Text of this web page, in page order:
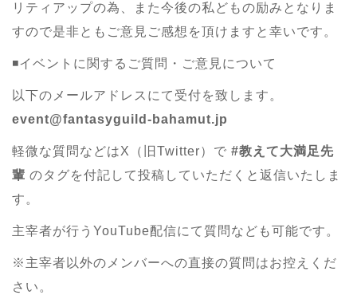
リティアップの為、また今後の私どもの励みとなりま
すので是非ともご意見ご感想を頂けますと幸いです。
◾️イベントに関するご質問・ご意見について
以下のメールアドレスにて受付を致します。
event@fantasyguild-bahamut.jp
軽微な質問などはX（旧Twitter）で #教えて大満足先
輩 のタグを付記して投稿していただくと返信いたしま
す。
主宰者が行うYouTube配信にて質問なども可能です。
※主宰者以外のメンバーへの直接の質問はお控えくだ
さい。